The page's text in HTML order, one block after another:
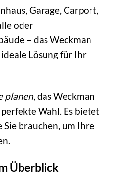
Garage, Carport,
oder
– das Weckman
Lösung für Ihr
planen, das Weckman
Wahl. Es bietet
brauchen, um Ihre
Überblick